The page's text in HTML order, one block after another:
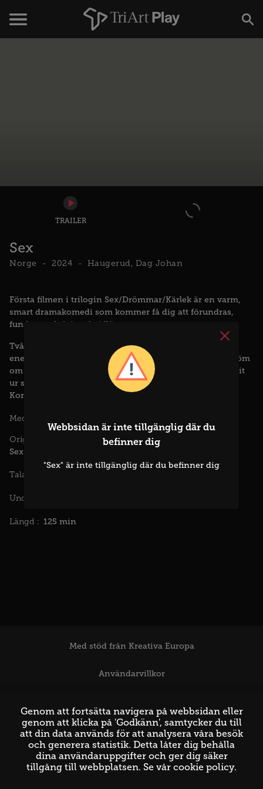
Webbsidan är inte tillgänglig där du
befinner dig
"Sex" är inte tillgänglig där du befinner dig
TRAILER
Sex
Norge 2024 Haugerud, Dag Johan
Första filmen i trilogin Sex/Drömmar/Kärlek är en varm,
smart dramakomedi som kommer få dig att förundras,
fundera och fnissa hejdlöst.
Två sotare överraskar varandra en dag på lunchen. Den
ene är oroad och märkbart påverkad av en suggestiv dröm
om David Bowie. Den andre är upprymd över att ha klivit
ur sin comfort zone och tackat ja till en oväntad invit.
Kommer deras liv någonsin att bli detsamma igen?
Medverkande :
Originaltitel :
Sex
Talade språk :
Undertexter :
Längd : 125 min
Med stöd från Kreativa Europa
Användarvillkor
Genom att fortsätta navigera på webbsidan eller
genom att klicka på 'Godkänn', samtycker du till
att din data används för att analysera våra besök
och generera statistik. Detta låter dig behålla
dina användaruppgifter och ger dig säker
tillgång till webbplatsen. Se vår cookie policy.